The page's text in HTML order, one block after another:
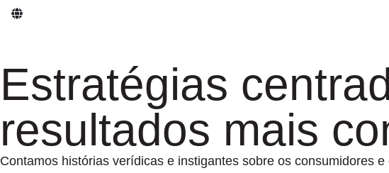
Estratégias
resultados mais
Contamos histórias verídicas e instigantes sobre os consumidores